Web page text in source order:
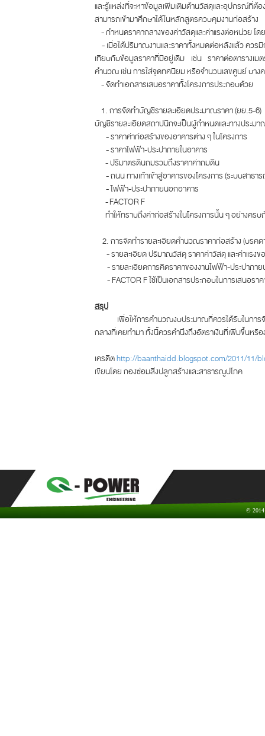
และรู้แหล่งที่จะหาข้อมูลเพิ่มเติมด้านวัสดุและอุปกรณ์ที่ต้
สามารถเข้ามาศึกษาได้ในหลักสูตรควบคุมงานก่อสร้าง
- กำหนดราคากลางของค่าวัสดุและค่าแรงต่อหน่วย โ
- เมื่อได้ปริมาณงานและราคาทั้งหมดต่อหลังแล้ว คว
เทียบกับข้อมูลราคาที่มีอยู่เดิม เช่น ราคาต่อตาราง
คำนวณ เช่น การใส่จุดทศนิยม หรือจำนวนเลขศูนย์ บาง
- จัดทำเอกสารเสนอราคาทั้งโครงการประกอบด้วย
1. การจัดทำบัญชีรายละเอียดประมาณราคา (ยย.5-6)
บัญชีรายละเอียดสถาปนิกจะเป็นผู้กำหนดและทางประม
- ราคาค่าก่อสร้างของอาคารต่าง ๆ ในโครงการ
- ราคาไฟฟ้า-ประปาภายในอาคาร
- ปริมาตรดินถมรวมถึงราคาค่าถมดิน
- ถนน ทางเท้าเข้าสู่อาคารของโครงการ (ระบบสาธา
- ไฟฟ้า-ประปาภายนอกอาคาร
- FACTOR F
ทำให้ทราบถึงค่าก่อสร้างในโครงการนั้น ๆ อย่างครบ
2. การจัดทำรายละเอียดคำนวณราคาก่อสร้าง (บรคด
- รายละเอียด ปริมาณวัสดุ ราคาค่าวัสดุ และค่าแรงข
- รายละเอียดการคิดราคาของงานไฟฟ้า-ประปาภา
- FACTOR F ใช้เป็นเอกสารประกอบในการเสนอรา
สรุป
เพื่อให้การคำนวณงบประมาณที่ควรได้รับในการจัด
กลางที่เคยทำมา ทั้งนี้ควรคำนึงถึงอัตราเงินที่เพิ่มขึ้นหรื
เครดิตhttp://baanthaidd.blogspot.com/2011/11/
เขียนโดย กองซ่อมสิ่งปลูกสร้างและสาธารณูปโภค
© 2014